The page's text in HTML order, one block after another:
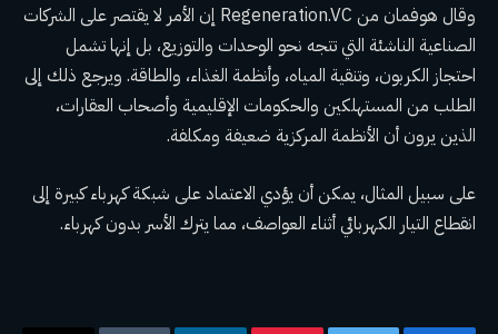
وقال هوفمان من Regeneration.VC إن الأمر لا يقتصر على الشركات
الصناعية الناشئة التي تتجه نحو الوحدات والتوزيع، بل إنها تشمل
احتجاز الكربون، وتنقية المياه، وأنظمة الغذاء، والطاقة. ويرجع ذلك إلى
الطلب من المستهلكين والحكومات الإقليمية وأصحاب العقارات،
الذين يرون أن الأنظمة المركزية ضعيفة ومكلفة.
على سبيل المثال، يمكن أن يؤدي الاعتماد على شبكة كهرباء كبيرة إلى
انقطاع التيار الكهربائي أثناء العواصف، مما يترك الأسر بدون كهرباء.